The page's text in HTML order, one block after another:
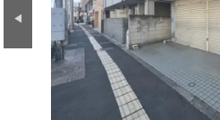
Previous